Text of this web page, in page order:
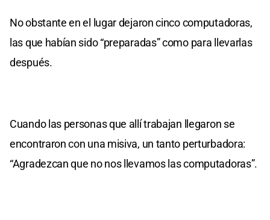
No obstante en el lugar dejaron cinco computadoras,
las que habían sido “preparadas” como para llevarlas
después.
Cuando las personas que allí trabajan llegaron se
encontraron con una misiva, un tanto perturbadora:
“Agradezcan que no nos llevamos las computadoras”.